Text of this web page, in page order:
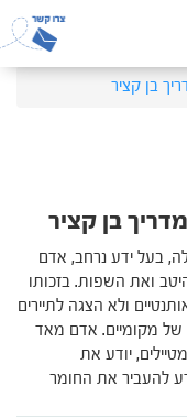
בן קציר
בן קציר
בעל ידע נרחב, אדם
ואת השפות. בזכותו
ולא הצגה לתיירים
של מקומיים. אדם מאד
יודע את
להעביר את החומר